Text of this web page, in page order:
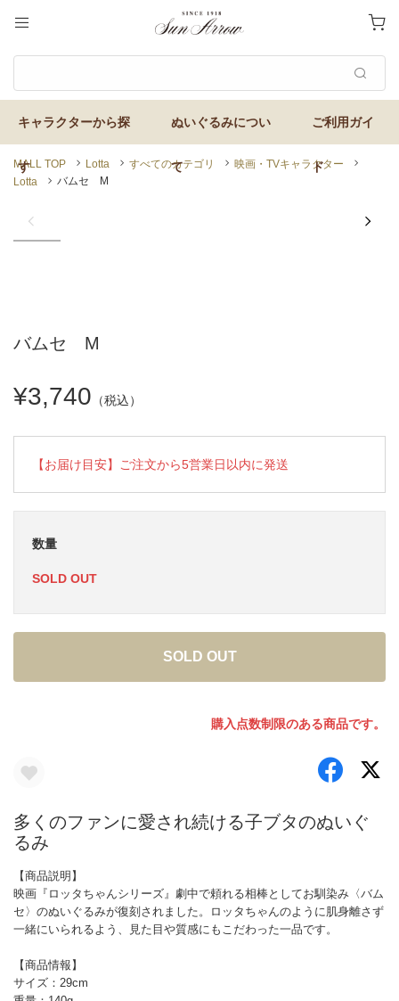
MALL TOP Lotta すべてのカテゴリ
映画・TVキャラクター
Lotta
バムセ M
バムセ M
¥3,740 （税込）
【お届け目安】ご注文から5営業日以内に発送
数量
SOLD OUT
SOLD OUT
購入点数制限のある商品です。